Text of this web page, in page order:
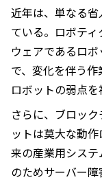
近年は、単なる
ている。ロボテ
ウェアであるロ
で、変化を伴う
ロボットの弱点を
さらに、ブロッ
ットは莫大な動
来の産業用シス
のためサーバー